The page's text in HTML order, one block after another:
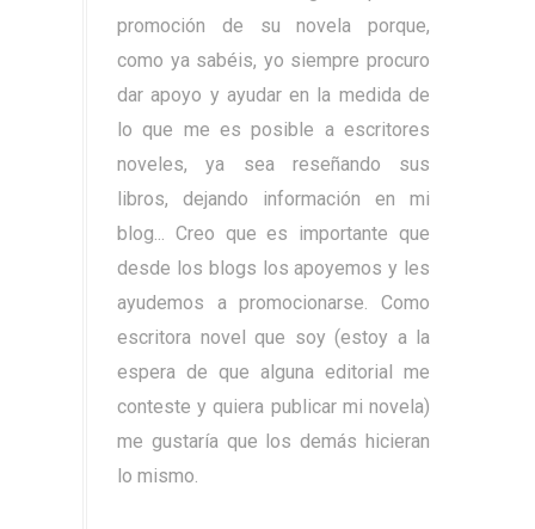
promoción de su novela porque,
como ya sabéis, yo siempre procuro
dar apoyo y ayudar en la medida de
lo que me es posible a escritores
noveles, ya sea reseñando sus
libros, dejando información en mi
blog... Creo que es importante que
desde los blogs los apoyemos y les
ayudemos a promocionarse. Como
escritora novel que soy (estoy a la
espera de que alguna editorial me
conteste y quiera publicar mi novela)
me gustaría que los demás hicieran
lo mismo.